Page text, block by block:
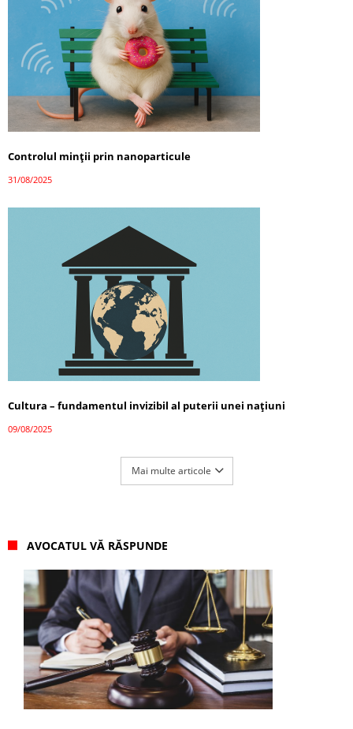
Controlul minții prin nanoparticule
31/08/2025
Cultura – fundamentul invizibil al puterii unei națiuni
09/08/2025
Mai multe articole
AVOCATUL VĂ RĂSPUNDE